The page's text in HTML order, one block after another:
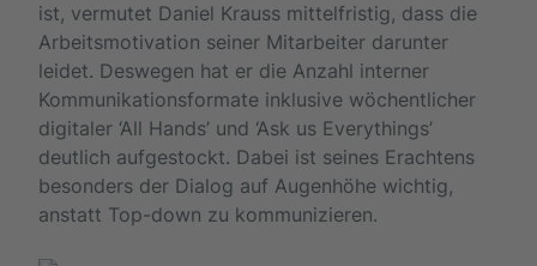
ist, vermutet Daniel Krauss mittelfristig, dass die
Arbeitsmotivation seiner Mitarbeiter darunter
leidet. Deswegen hat er die Anzahl interner
Kommunikationsformate inklusive wöchentlicher
digitaler ‘All Hands’ und ‘Ask us Everythings’
deutlich aufgestockt. Dabei ist seines Erachtens
besonders der Dialog auf Augenhöhe wichtig,
anstatt Top-down zu kommunizieren.